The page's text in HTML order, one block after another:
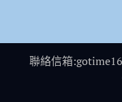
聯絡信箱